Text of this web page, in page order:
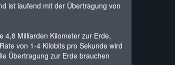
ist laufend mit der Übertragung von
4,8 Milliarden Kilometer zur Erde,
von 1-4 Kilobits pro Sekunde wird
Übertragung zur Erde brauchen